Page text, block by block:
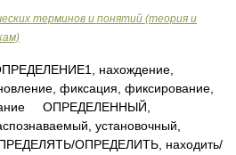
терминов и понятий (теория и
нахождение,
фиксация, фиксирование,
ОПРЕДЕЛЕННЫЙ,
установочный,
ОПРЕДЕЛИТЬ, находить/